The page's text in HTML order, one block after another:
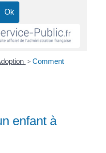
> Comment
enfant à